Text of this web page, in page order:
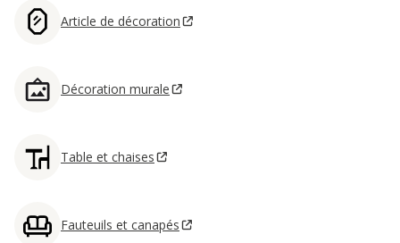
Article de décoration
Décoration murale
Table et chaises
Fauteuils et canapés